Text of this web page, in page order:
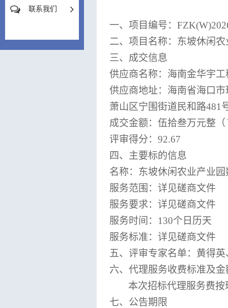
联系我们
一、 项目编号：
二、项目名称： 东坡休闲
三、成交信息
供应商名称：海南金华宇
供应商地址：海南省海口
萧山区宁围街道民和路481
成交金额：伍拾叁万元整
评审得分： 92.67
四、 主要标的信息
名称：东坡休闲农业产业
服务范围：详见磋商文件
服务要求：详见磋商文件
服务时间： 130个日历天
服务标准：详见磋商文件
五、评审专家名单：黄得英
六、代理服务收费标准及金
本次招标代理服务费按
七、公告期限